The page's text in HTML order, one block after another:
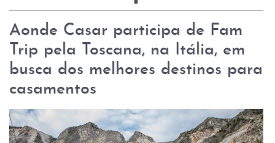
Aonde Casar participa de Fam
Trip pela Toscana, na Itália, em
busca dos melhores destinos para
casamentos